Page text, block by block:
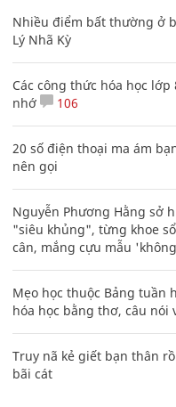
Nhiều điểm bất thường ở
Lý Nhã Kỳ
Các công thức hóa học lớp
nhớ
106
20 số điện thoại ma ám
nên gọi
Nguyễn Phương Hằng sở
"siêu khủng", từng khoe
cân, mắng cựu mẫu
Mẹo học thuộc Bảng tuần
hóa học bằng thơ, câu nói
Truy nã kẻ giết bạn thân
bãi cát